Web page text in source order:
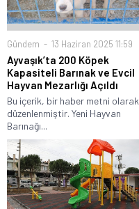
Gündem 13 Haziran 2025 11:59
Ayvaşık’ta 200 Köpek
Kapasiteli Barınak ve Evcil
Hayvan Mezarlığı Açıldı
Bu içerik, bir haber metni olarak
düzenlenmiştir. Yeni Hayvan
Barınağı...